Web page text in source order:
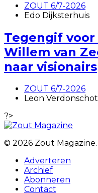
ZOUT 6/7-2026
Edo Dijksterhuis
Tegengif
Willem van
naar visionairs
ZOUT 6/7-2026
Leon Verdonschot
?>
© 2026 Zout
Adverteren
Archief
Abonneren
Contact